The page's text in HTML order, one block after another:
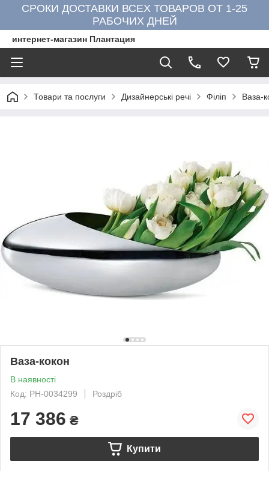
СРОКИ ДОСТАВКИ ВСЕХ ТОВАРОВ ОТ 1-25
РАБОЧИХ ДНЕЙ
интернет-магазин Плантация
Товари та послуги Дизайнерські речі Філіп Ваза-
Ваза-кокон
В наявності
Код: PH-0034299
Роздріб
17 386 ₴
Купити